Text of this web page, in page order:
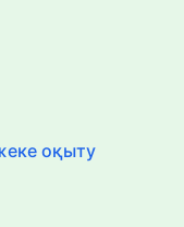
оқыту